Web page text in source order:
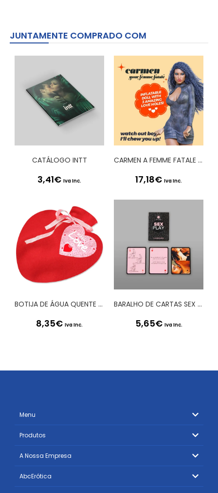
JUNTAMENTE COMPRADO COM
CATÁLOGO INTT
3,41€ Iva Inc.
CARMEN A FEMME FATALE BONECA INSUFLÁVEL MULATA CRUSHIOUS
17,18€ Iva Inc.
BOTIJA DE ÁGUA QUENTE HEARTWARMING
8,35€ Iva Inc.
BARALHO DE CARTAS SEX PLAY SECRET PLAY PORTUGUÊS E FRANCÊS
5,65€ Iva Inc.
Menu
Produtos
A Nossa Empresa
AbcErótica